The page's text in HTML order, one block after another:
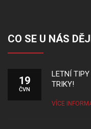
CO SE U NÁS
19
ČVN
LETNÍ
TRIKY!
VÍCE